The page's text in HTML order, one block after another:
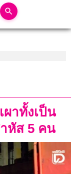
าทั้งเป็น
หัส 5 คน